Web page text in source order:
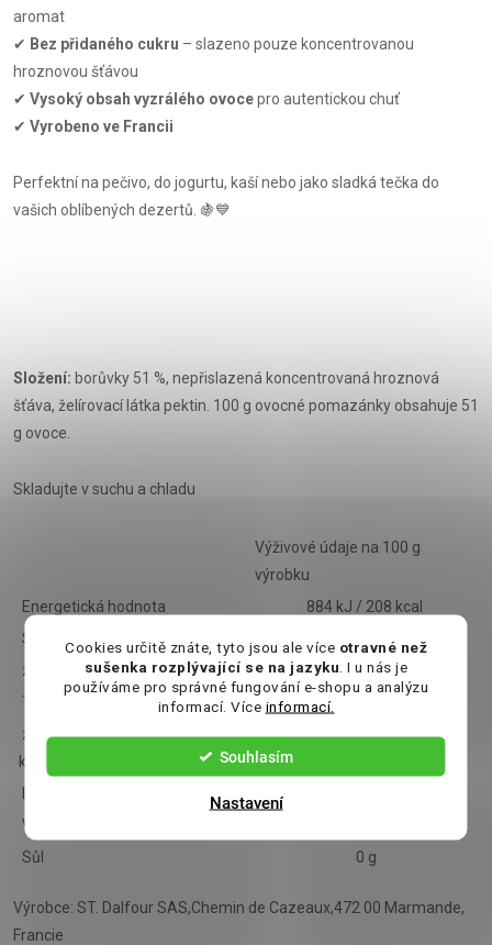
Cookies určitě znáte, tyto jsou ale více otravné než
sušenka rozplývající se na jazyku . I u nás je
používáme pro správné fungování e-shopu a analýzu
informací. Více informací.
Souhlasím
Nastavení
aromat
✔ Bez přidaného cukru – slazeno pouze koncentrovanou
hroznovou šťávou
✔ Vysoký obsah vyzrálého ovocepro autentickou chuť
✔ Vyrobeno ve Francii
Perfektní na pečivo, do jogurtu, kaší nebo jako sladká tečka do
vašich oblíbených dezertů. 🍇💙
Složení: borůvky 51 %, nepřislazená koncentrovaná hroznová
šťáva, želírovací látka pektin. 100 g ovocné pomazánky obsahuje 51
g ovoce.
Skladujte v suchu a chladu
Výživové údaje na 100 g
výrobku
Energetická hodnota
884 kJ / 208 kcal
Sacharidy
z toho cukry
52 g
Tuky
z toho nasycené mastné
kyseliny
Bílkoviny
Vláknina
Sůl
0 g
Výrobce: ST. Dalfour SAS,Chemin de Cazeaux,472 00 Marmande,
Francie